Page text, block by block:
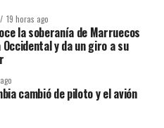
19 horas ago
la soberanía de Marruecos
y da un giro a su
cambió de piloto y el avión